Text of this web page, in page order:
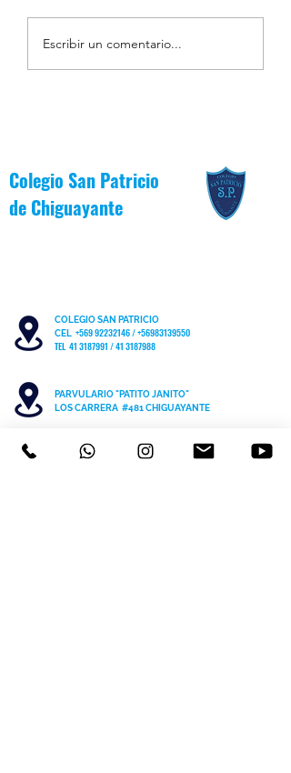
Resumen de la Semana de
Escribir un comentario...
Colegio San Patricio
de Chiguayante
COLEGIO SAN PATRICIO
CEL +569 92232146/+56983139550
TEL 41 3187991 / 41 3187988
PARVULARIO "PATITO JANITO"
LOS CARRERA #481 CHIGUAYANTE
COLEGIO SAN PATRICIO COCHRANE #567